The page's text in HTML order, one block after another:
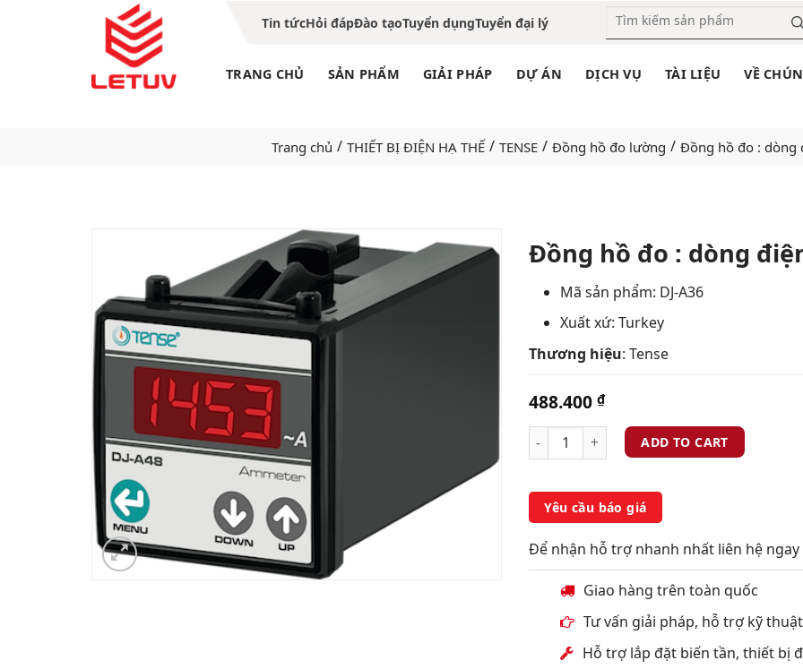
Tin tứcHỏi đápĐào tạoTuyển dụngTuyển đại lý
TRANG CHỦ SẢN PHẨM GIẢI PHÁP DỰ ÁN DỊCH VỤ TÀI LIỆU VỀ
Trang chủ / THIẾT BỊ ĐIỆN HẠ THẾ / TENSE / Đồng hồ đo lường / Đồng hồ đo : dòng
Đồng hồ đo : dòng
Mã sản phẩm: DJ-A36
Xuất xứ: Turkey
Thương hiệu: Tense
488.400 ₫
ADD TO CART
Yêu cầu báo giá
Để nhận hỗ trợ nhanh nhất liên hệ
Giao hàng trên toàn quốc
Tư vấn giải pháp, hỗ trợ kỹ
Hỗ trợ lắp đặt biến tần, thiết bị